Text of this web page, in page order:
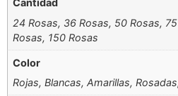
Cantidad
24 Rosas, 36 Rosas, 50 Rosas,
Rosas, 150 Rosas
Color
Rojas, Blancas, Amarillas,